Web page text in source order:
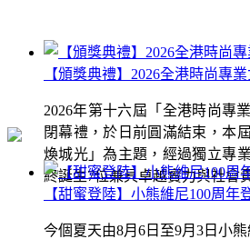
【頒獎典禮】2026全港時尚專
2026年第十六屆「全港時尚專
閉幕禮，於日前圓滿結束，本
煥城光」為主題，經過獨立專
終誕生7位兼具卓越實力與社會
【甜蜜登陸】小熊維尼100周年
今個夏天由8月6日至9月3日小